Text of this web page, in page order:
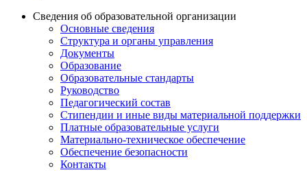
Сведения об образовательной организации
Основные сведения
Структура и органы управления
Документы
Образование
Образовательные стандарты
Руководство
Педагогический состав
Стипендии и иные виды материальной поддержки
Платные образовательные услуги
Материально-техническое обеспечение
Обеспечение безопасности
Контакты